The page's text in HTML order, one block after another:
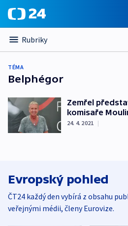
Rubriky
TÉMA
Belphégor
Zemřel
komisaře
24. 4. 2021 |
Evropský pohled
ČT24 každý den vybírá z obsahu
veřejnými médii, členy Eurovize.